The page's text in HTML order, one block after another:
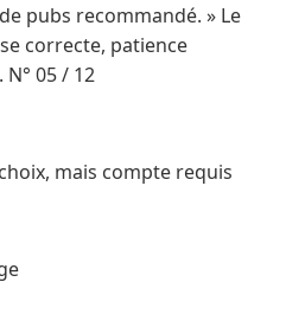
pubs recommandé. » Le
correcte, patience
05 / 12
mais compte requis